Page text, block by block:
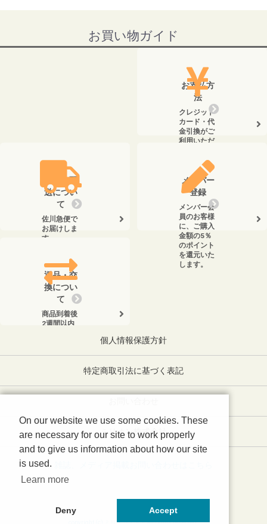
お買い物ガイド
お支払方
法
クレジット
カード・代
金引換がご
利用いただ
送料・配
送につい
て
佐川急便で
お届けしま
す。
メンバー
登録
メンバー会
員のお客様
に、ご購入
金額の5％
のポイント
を還元いた
します。
返品・交
換につい
て
商品到着後
2週間以内
個人情報保護方針
特定商取引法に基づく表記
ミリオン株式会社
copyright (c) ミリオンストア all rights reserved.
On our website we use some cookies. These
are necessary for our site to work properly
and to give us information about how our site
is used.
Learn more
Deny Accept